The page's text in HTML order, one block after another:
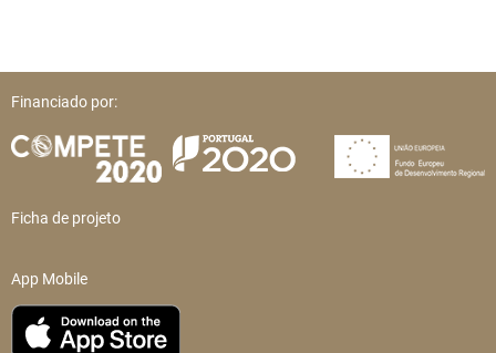
Financiado por:
Ficha de projeto
App Mobile